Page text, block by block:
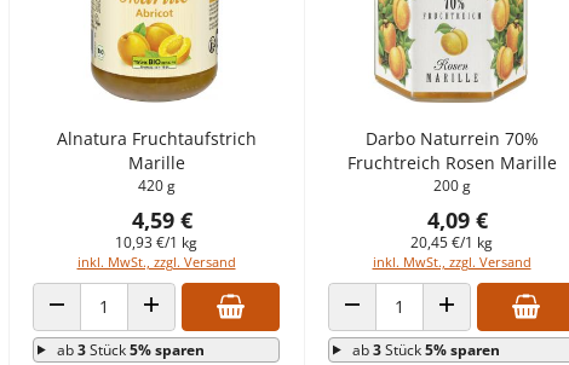
Alnatura Fruchtaufstrich
Marille
420 g
4,59 €
10,93 €/1 kg
inkl. MwSt., zzgl. Versand
ANZAHL VERRINGERNANZAHL ERHÖHEN
ab3Stück5% sparen
Darbo Naturrein 70%
Fruchtreich Rosen Marille
200 g
4,09 €
20,45 €/1 kg
inkl. MwSt., zzgl. Versand
ANZAHL VERRINGERNANZAHL ERHÖHEN
ab3Stück5% sparen